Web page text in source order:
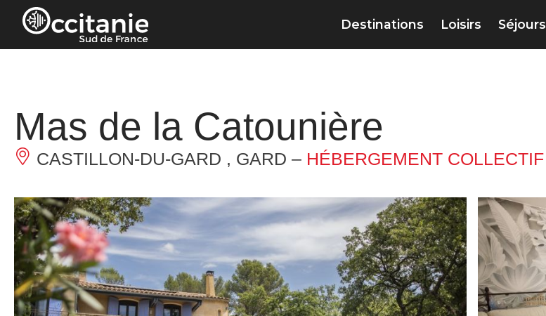
Panneau de gestion des cookies
Destinations Loisirs Séjours
Mas de la Catounière
CASTILLON-DU-GARD , GARD – HÉBERGEMENT COLLECTIF